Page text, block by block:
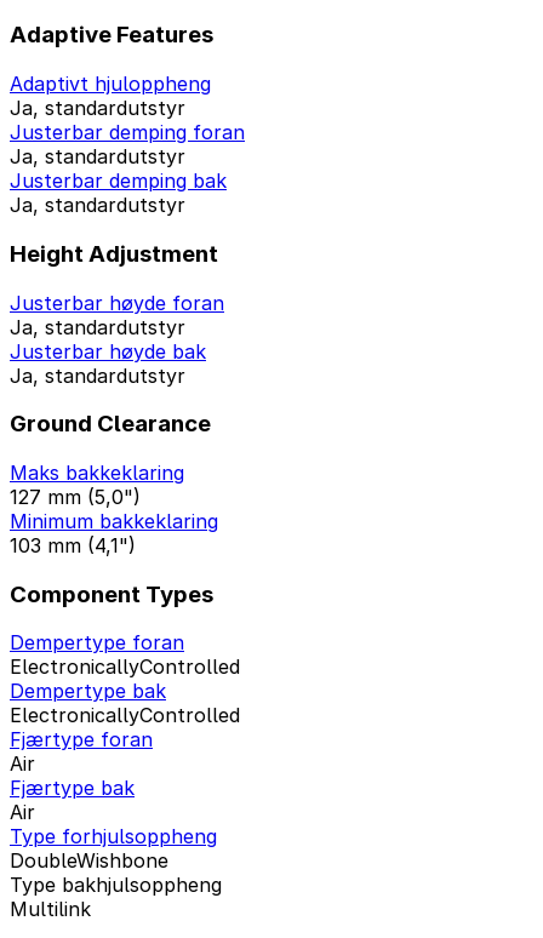
Adaptive Features
Adaptivt hjuloppheng
Ja, standardutstyr
Justerbar demping foran
Ja, standardutstyr
Justerbar demping bak
Ja, standardutstyr
Height Adjustment
Justerbar høyde foran
Ja, standardutstyr
Justerbar høyde bak
Ja, standardutstyr
Ground Clearance
Maks bakkeklaring
127 mm (5,0")
Minimum bakkeklaring
103 mm (4,1")
Component Types
Dempertype foran
ElectronicallyControlled
Dempertype bak
ElectronicallyControlled
Fjærtype foran
Air
Fjærtype bak
Air
Type forhjulsoppheng
DoubleWishbone
Type bakhjulsoppheng
Multilink